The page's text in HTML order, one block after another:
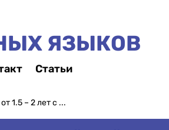
ЯЗЫКОВ
Статьи
1.5 – 2 лет с ...